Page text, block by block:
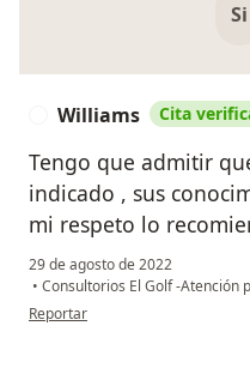
Si
Williams Cita
Tengo que admitir
indicado , sus
mi respeto lo
29 de agosto de 2022
• Consultorios El Golf -Atención
en opinión del usuario Williams
Reportar